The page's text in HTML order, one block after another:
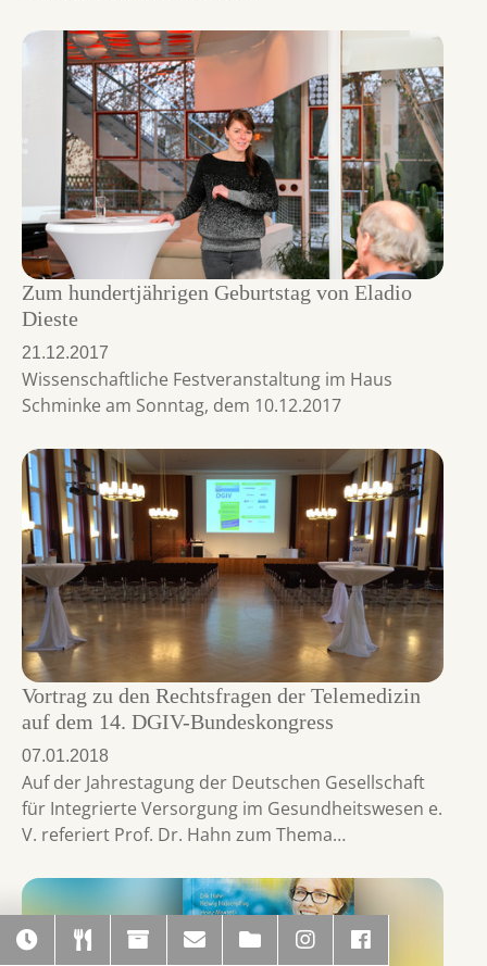
Zum hundertjährigen Geburtstag von Eladio
Dieste
21.12.2017
Wissenschaftliche Festveranstaltung im Haus
Schminke am Sonntag, dem 10.12.2017
Vortrag zu den Rechtsfragen der Telemedizin
auf dem 14. DGIV-Bundeskongress
07.01.2018
Auf der Jahrestagung der Deutschen Gesellschaft
für Integrierte Versorgung im Gesundheitswesen e.
V. referiert Prof. Dr. Hahn zum Thema…